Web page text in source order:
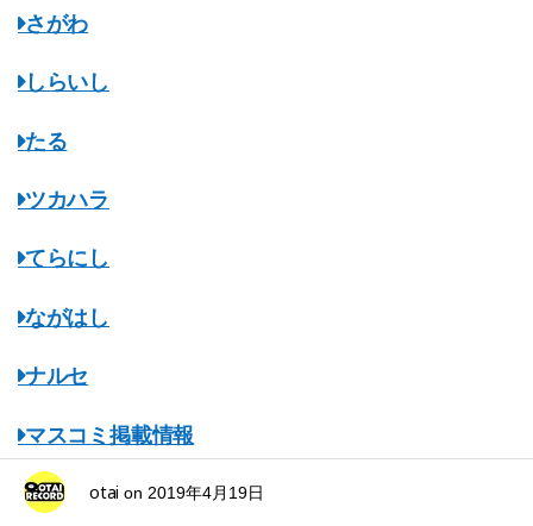
さがわ
しらいし
たる
ツカハラ
てらにし
ながはし
ナルセ
マスコミ掲載情報
みちのくオタレコ
otai on 2019年4月19日